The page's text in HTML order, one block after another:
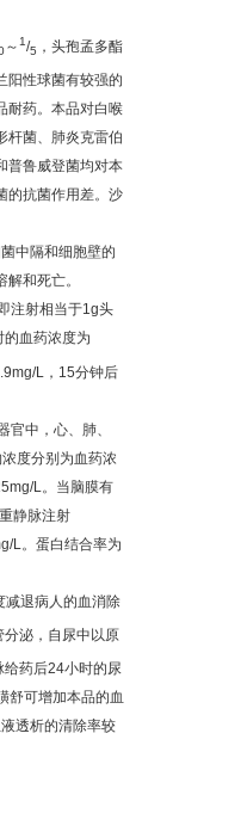
～ 1/5 ，头孢孟多酯
阳性球菌有较强的
耐药。本品对白喉
杆菌、肺炎克雷伯
普鲁威登菌均对本
的抗菌作用差。沙
中隔和细胞壁的
和死亡。
即注射相当于1g头
的血药浓度为
L ， 15分钟后
官中，心、肺、
度分别为血药浓
L 。当脑膜有
静脉注射
L 。蛋白结合率为
减退病人的血消除
泌，自尿中以原
给药后24小时的尿
舒可增加本品的血
液透析的清除率较